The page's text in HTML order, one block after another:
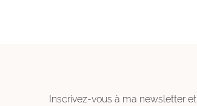
Inscrivez-vous à ma newsletter et